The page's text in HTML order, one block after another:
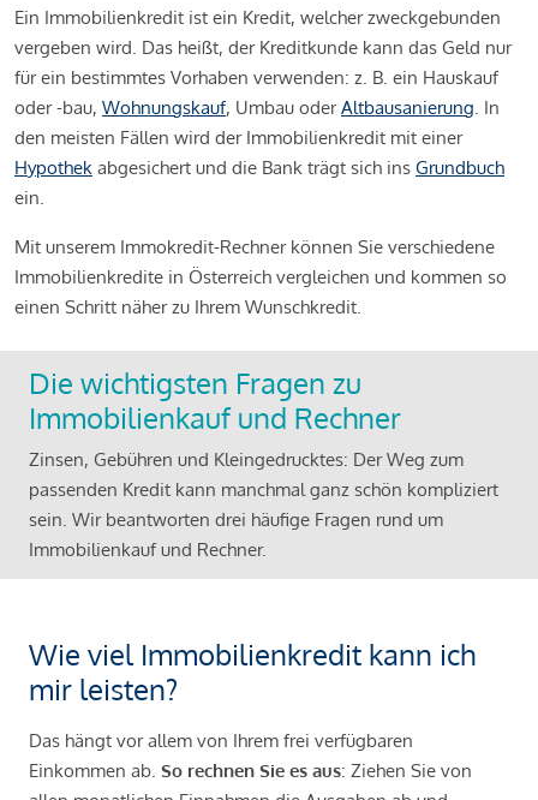
Ein Immobilienkredit ist ein Kredit, welcher zweckgebunden
vergeben wird. Das heißt, der Kreditkunde kann das Geld nur
für ein bestimmtes Vorhaben verwenden: z. B. ein Hauskauf
oder -bau, Wohnungskauf, Umbau oderAltbausanierung. In
den meisten Fällen wird der Immobilienkredit mit einer
Hypothek abgesichert und die Bank trägt sich ins Grundbuch
ein.
Mit unserem Immokredit-Rechner können Sie verschiedene
Immobilienkredite in Österreich vergleichen und kommen so
einen Schritt näher zu Ihrem Wunschkredit.
Die wichtigsten Fragen zu
Immobilienkauf und Rechner
Zinsen, Gebühren und Kleingedrucktes: Der Weg zum
passenden Kredit kann manchmal ganz schön kompliziert
sein. Wir beantworten drei häufige Fragen rund um
Immobilienkauf und Rechner.
Wie viel Immobilienkredit kann ich
mir leisten?
Das hängt vor allem von Ihrem frei verfügbaren
Einkommen ab. So rechnen Sie es aus: Ziehen Sie von